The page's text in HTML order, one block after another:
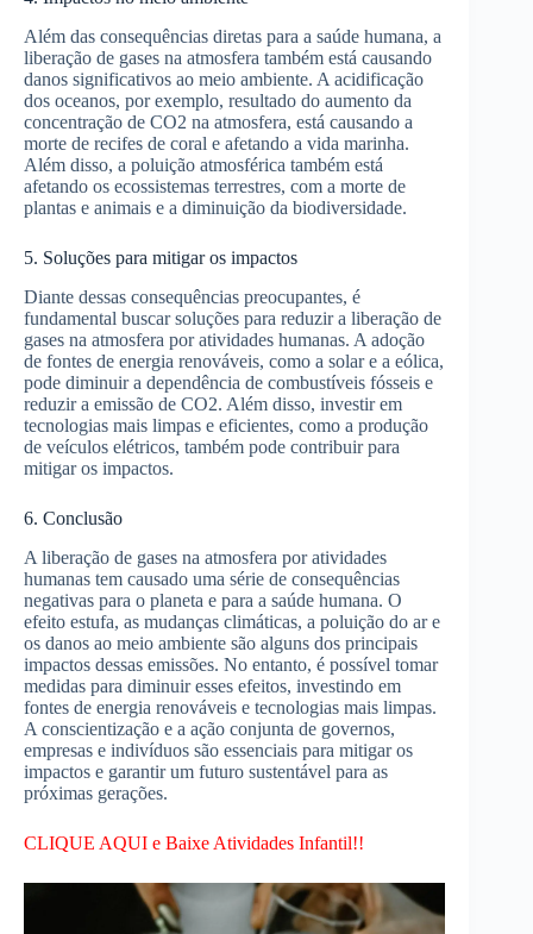
Além das consequências diretas para a saúde humana, a
liberação de gases na atmosfera também está causando
danos significativos ao meio ambiente. A acidificação
dos oceanos, por exemplo, resultado do aumento da
concentração de CO2 na atmosfera, está causando a
morte de recifes de coral e afetando a vida marinha.
Além disso, a poluição atmosférica também está
afetando os ecossistemas terrestres, com a morte de
plantas e animais e a diminuição da biodiversidade.
5. Soluções para mitigar os impactos
Diante dessas consequências preocupantes, é
fundamental buscar soluções para reduzir a liberação de
gases na atmosfera por atividades humanas. A adoção
de fontes de energia renováveis, como a solar e a eólica,
pode diminuir a dependência de combustíveis fósseis e
reduzir a emissão de CO2. Além disso, investir em
tecnologias mais limpas e eficientes, como a produção
de veículos elétricos, também pode contribuir para
mitigar os impactos.
6. Conclusão
A liberação de gases na atmosfera por atividades
humanas tem causado uma série de consequências
negativas para o planeta e para a saúde humana. O
efeito estufa, as mudanças climáticas, a poluição do ar e
os danos ao meio ambiente são alguns dos principais
impactos dessas emissões. No entanto, é possível tomar
medidas para diminuir esses efeitos, investindo em
fontes de energia renováveis e tecnologias mais limpas.
A conscientização e a ação conjunta de governos,
empresas e indivíduos são essenciais para mitigar os
impactos e garantir um futuro sustentável para as
próximas gerações.
CLIQUE AQUI e Baixe Atividades Infantil!!